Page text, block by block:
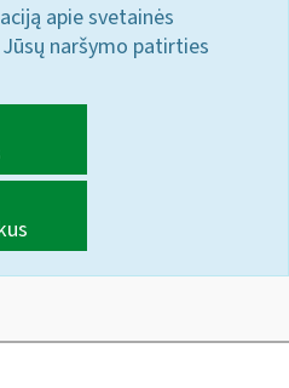
apie svetainės
naršymo patirties